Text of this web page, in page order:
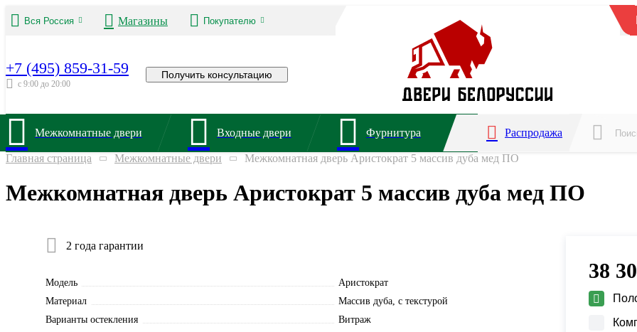
Вся Россия Магазины Покупателю
+7 (495) 859-31-59
с 9:00 до 20:00
Получить консультацию
Межкомнатные двери Входные двери Фурнитура Распродажа
Главная страница Межкомнатные двери Межкомнатная дверь Аристократ 5 массив дуба мед ПО
Межкомнатная дверь Аристократ 5 массив дуба мед ПО
2 года гарантии
Модель
Аристократ
Материал
Массив дуба, с текстурой
Варианты остекления
Витраж
38